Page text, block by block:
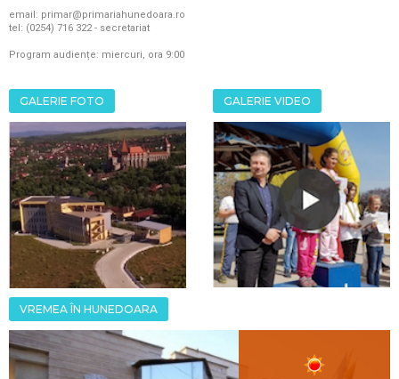
email: primar@primariahunedoara.ro
tel: (0254) 716 322 - secretariat
Program audiențe: miercuri, ora 9:00
GALERIE FOTO GALERIE VIDEO
VREMEA ÎN HUNEDOARA